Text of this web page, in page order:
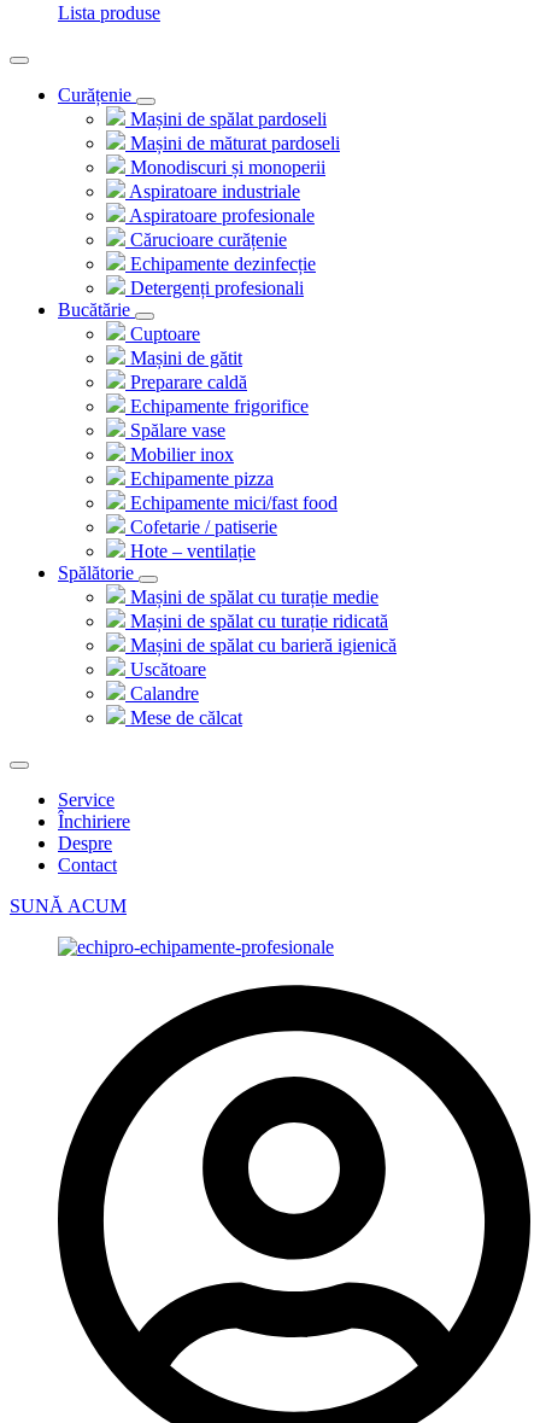
Lista produse
Curățenie
Mașini de spălat pardoseli
Mașini de măturat pardoseli
Monodiscuri și monoperii
Aspiratoare industriale
Aspiratoare profesionale
Cărucioare curățenie
Echipamente dezinfecție
Detergenți profesionali
Bucătărie
Cuptoare
Mașini de gătit
Preparare caldă
Echipamente frigorifice
Spălare vase
Mobilier inox
Echipamente pizza
Echipamente mici/fast food
Cofetarie / patiserie
Hote – ventilație
Spălătorie
Mașini de spălat cu turație medie
Mașini de spălat cu turație ridicată
Mașini de spălat cu barieră igienică
Uscătoare
Calandre
Mese de călcat
Service
Închiriere
Despre
Contact
SUNĂ ACUM